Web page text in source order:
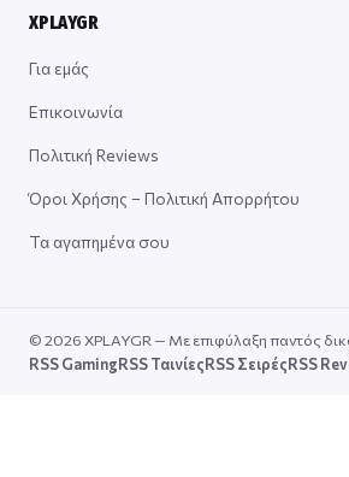
XPLAYGR
Για εμάς
Επικοινωνία
Πολιτική Reviews
Όροι Χρήσης – Πολιτική Απορρήτου
Τα αγαπημένα σου
© 2026 XPLAYGR — Με επιφύλαξη παντός
RSS GamingRSS ΤαινίεςRSS ΣειρέςRSS